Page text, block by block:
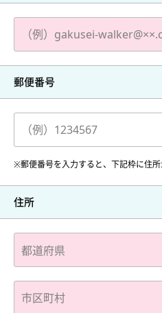
郵便番号
※郵便番号を入力すると、下記枠に住所
住所